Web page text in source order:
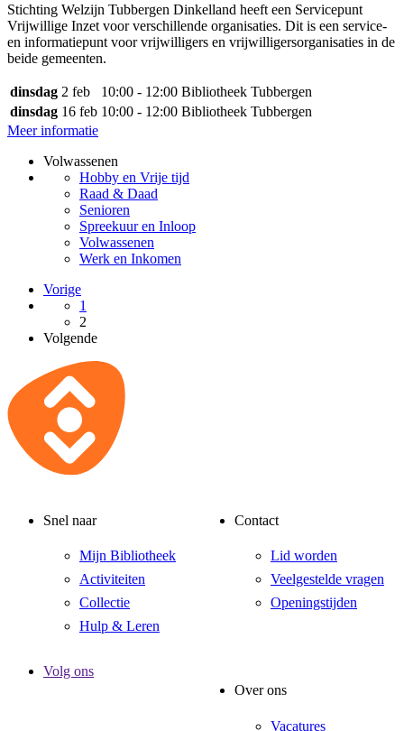
Stichting Welzijn Tubbergen Dinkelland heeft een Servicepunt
Vrijwillige Inzet voor verschillende organisaties. Dit is een service-
en informatiepunt voor vrijwilligers en vrijwilligersorganisaties in de
beide gemeenten.
dinsdag 2 feb 10:00 - 12:00 Bibliotheek Tubbergen
dinsdag 16 feb 10:00 - 12:00 Bibliotheek Tubbergen
Meer informatie
Volwassenen
Hobby en Vrije tijd
Raad & Daad
Senioren
Spreekuur en Inloop
Volwassenen
Werk en Inkomen
Vorige
1
2
Volgende
Snel naar
Mijn Bibliotheek
Activiteiten
Collectie
Hulp & Leren
Contact
Lid worden
Veelgestelde vragen
Openingstijden
Volg ons
Over ons
Vacatures